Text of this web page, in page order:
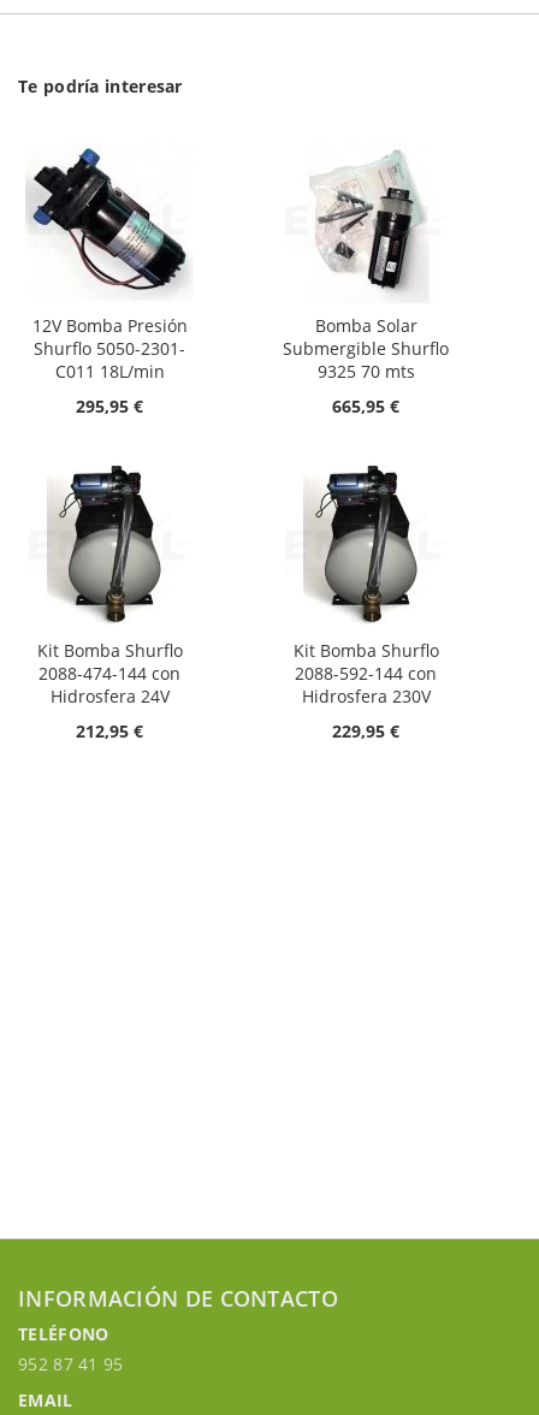
Te podría interesar
12V Bomba Presión
Shurflo 5050-2301-
C011 18L/min
295,95 €
Bomba Solar
Submergible Shurflo
9325 70 mts
665,95 €
Kit Bomba Shurflo
2088-474-144 con
Hidrosfera 24V
212,95 €
Kit Bomba Shurflo
2088-592-144 con
Hidrosfera 230V
229,95 €
INFORMACIÓN DE CONTACTO
TELÉFONO
952 87 41 95
EMAIL